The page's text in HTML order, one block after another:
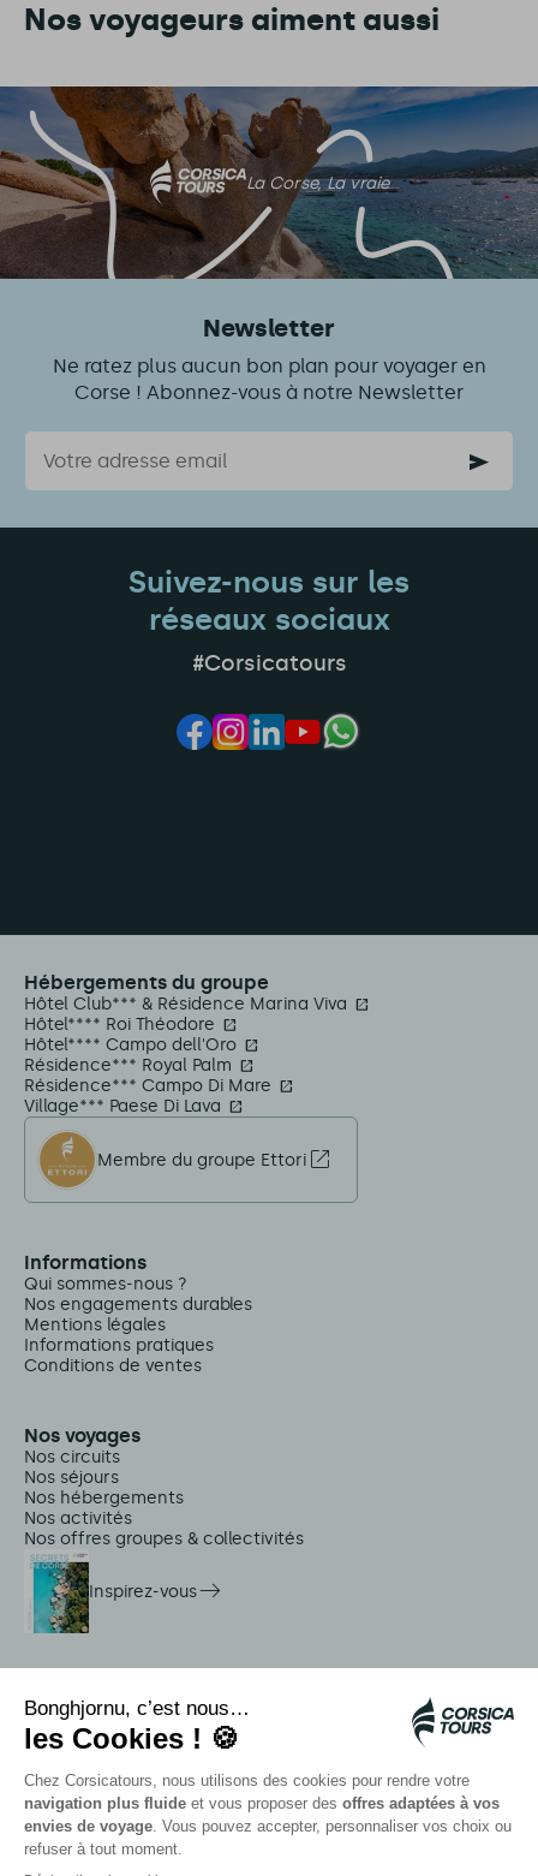
Nos voyageurs aiment aussi
La Corse, La vraie
Newsletter
Ne ratez plus aucun bon plan pour voyager en
Corse ! Abonnez-vous à notre Newsletter
Courriel
Suivez-nous sur les
réseaux sociaux
#Corsicatours
Hébergements du groupe
Hôtel Club*** & Résidence Marina Viva
Hôtel**** Roi Théodore
Hôtel**** Campo dell'Oro
Résidence*** Royal Palm
Résidence*** Campo Di Mare
Village*** Paese Di Lava
Membre du groupe Ettori
Informations
Qui sommes-nous ?
Nos engagements durables
Mentions légales
Informations pratiques
Conditions de ventes
Nos voyages
Nos circuits
Nos séjours
Nos hébergements
Nos activités
Nos offres groupes & collectivités
Inspirez-vous
Navettes Citadina
Alerte méduse
Autocars rapides bleus
Contactez nos conseillers